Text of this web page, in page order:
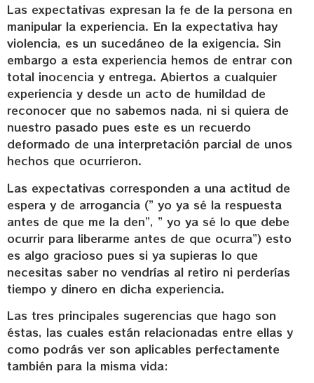
Las expectativas expresan la fe de la persona en
manipular la experiencia. En la expectativa hay
violencia, es un sucedáneo de la exigencia. Sin
embargo a esta experiencia hemos de entrar con
total inocencia y entrega. Abiertos a cualquier
experiencia y desde un acto de humildad de
reconocer que no sabemos nada, ni si quiera de
nuestro pasado pues este es un recuerdo
deformado de una interpretación parcial de unos
hechos que ocurrieron.
Las expectativas corresponden a una actitud de
espera y de arrogancia (” yo ya sé la respuesta
antes de que me la den”, ” yo ya sé lo que debe
ocurrir para liberarme antes de que ocurra”) esto
es algo gracioso pues si ya supieras lo que
necesitas saber no vendrías al retiro ni perderías
tiempo y dinero en dicha experiencia.
Las tres principales sugerencias que hago son
éstas, las cuales están relacionadas entre ellas y
como podrás ver son aplicables perfectamente
también para la misma vida: